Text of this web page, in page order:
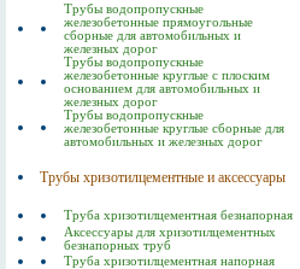
Трубы водопропускные
железобетонные прямоугольные
сборные для автомобильных и
железных дорог
Трубы водопропускные
железобетонные круглые с плоским
основанием для автомобильных и
железных дорог
Трубы водопропускные
железобетонные круглые сборные для
автомобильных и железных дорог
Трубы хризотилцементные и аксессуары
Труба хризотилцементная безнапорная
Аксессуары для хризотилцементных
безнапорных труб
Труба хризотилцементная напорная